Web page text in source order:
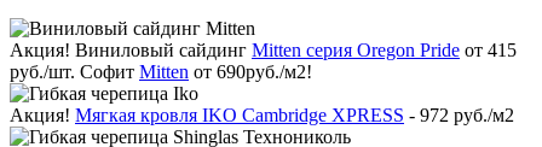
Акция! Виниловый сайдинг Mitten серия Oregon Pride от 415
руб./шт. Софит Mitten от 690руб./м2!
Акция! Мягкая кровля IKO Cambridge XPRESS - 972 руб./м2